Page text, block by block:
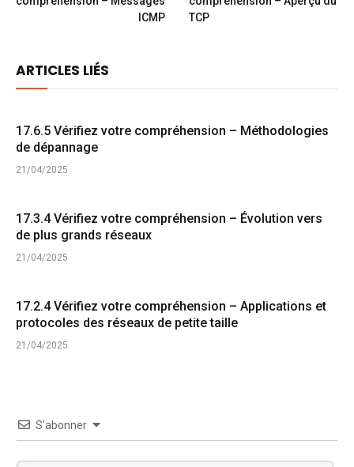
ICMP
TCP
ARTICLES LIÉS
17.6.5 Vérifiez votre compréhension – Méthodologies
de dépannage
21/04/2025
17.3.4 Vérifiez votre compréhension – Évolution vers
de plus grands réseaux
21/04/2025
17.2.4 Vérifiez votre compréhension – Applications et
protocoles des réseaux de petite taille
21/04/2025
S’abonner